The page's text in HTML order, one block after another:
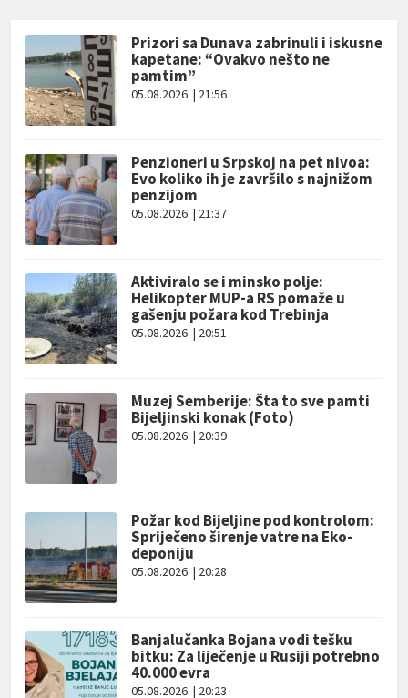
Prizori sa Dunava zabrinuli i iskusne
kapetane: “Ovakvo nešto ne
pamtim”
05.08.2026. | 21:56
Penzioneri u Srpskoj na pet nivoa:
Evo koliko ih je završilo s najnižom
penzijom
05.08.2026. | 21:37
Aktiviralo se i minsko polje:
Helikopter MUP-a RS pomaže u
gašenju požara kod Trebinja
05.08.2026. | 20:51
Muzej Semberije: Šta to sve pamti
Bijeljinski konak (Foto)
05.08.2026. | 20:39
Požar kod Bijeljine pod kontrolom:
Spriječeno širenje vatre na Eko-
deponiju
05.08.2026. | 20:28
Banjalučanka Bojana vodi tešku
bitku: Za liječenje u Rusiji potrebno
40.000 evra
05.08.2026. | 20:23